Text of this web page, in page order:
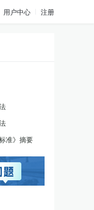
用户中心 注册
准》摘要